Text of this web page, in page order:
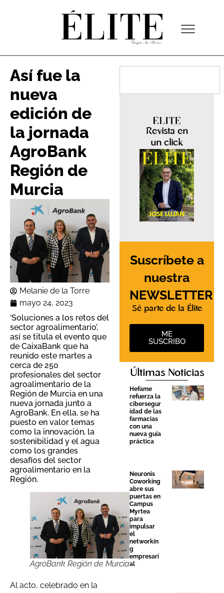
Así fue la
nueva
edición de
la jornada
AgroBank
Región de
Murcia
Melanie de la Torre
mayo 24, 2023
‘Soluciones a los retos del
sector agroalimentario’,
así se titula el evento que
de CaixaBank que ha
reunido este martes a
cerca de 250
profesionales del sector
agroalimentario de la
Región de Murcia en una
nueva jornada junto a
AgroBank. En ella, se ha
puesto en valor temas
como la innovación, la
sostenibilidad y el agua
como los grandes
desafíos del sector
agroalimentario en la
Región.
AgroBank Región de Murcia
Al acto, celebrado en la
Revista en
un click
Suscríbete a
nuestra
NEWSLETTER
Sé parte de la Élite
ME
SUSCRIBO
Últimas Noticias
Hefame
refuerza la
cibersegur
idad de las
farmacias
con una
nueva guía
práctica
Neuronis
Coworking
abre sus
puertas en
Campus
Myrtea
para
impulsar
el
networkin
g
empresari
al